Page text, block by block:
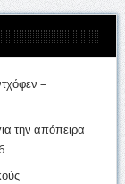
–
την απόπειρα